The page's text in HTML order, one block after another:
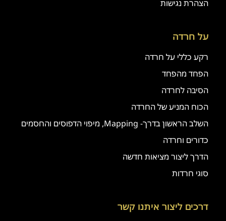
הצהרת נגישות
על חרדה
רקע כללי על חרדה
הפחד מהפחד
הסיבה לחרדה
הכוח המניע של החרדה
השלב הראשון בדרך- Mapping, מיפוי הדפוסים והחסמים
כדורים וחרדה
הדרך ליצור מציאות חדשה
סוגי חרדות
דרכים ליצור איתנו קשר